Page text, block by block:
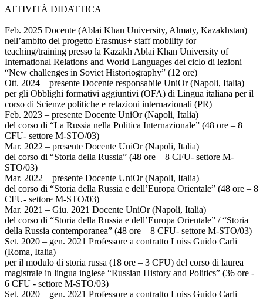
ATTIVITÀ DIDATTICA
Feb. 2025 Docente (Ablai Khan University, Almaty, Kazakhstan)
nell’ambito del progetto Erasmus+ staff mobility for
teaching/training presso la Kazakh Ablai Khan University of
International Relations and World Languages del ciclo di lezioni
“New challenges in Soviet Historiography” (12 ore)
Ott. 2024 – presente Docente responsabile UniOr (Napoli, Italia)
per gli Obblighi formativi aggiuntivi (OFA) di Lingua italiana per il
corso di Scienze politiche e relazioni internazionali (PR)
Feb. 2023 – presente Docente UniOr (Napoli, Italia)
del corso di “La Russia nella Politica Internazionale” (48 ore – 8
CFU- settore M-STO/03)
Mar. 2022 – presente Docente UniOr (Napoli, Italia)
del corso di “Storia della Russia” (48 ore – 8 CFU- settore M-
STO/03)
Mar. 2022 – presente Docente UniOr (Napoli, Italia)
del corso di “Storia della Russia e dell’Europa Orientale” (48 ore – 8
CFU- settore M-STO/03)
Mar. 2021 – Giu. 2021 Docente UniOr (Napoli, Italia)
del corso di “Storia della Russia e dell’Europa Orientale” / “Storia
della Russia contemporanea” (48 ore – 8 CFU- settore M-STO/03)
Set. 2020 – gen. 2021 Professore a contratto Luiss Guido Carli
(Roma, Italia)
per il modulo di storia russa (18 ore – 3 CFU) del corso di laurea
magistrale in lingua inglese “Russian History and Politics” (36 ore -
6 CFU - settore M-STO/03)
Set. 2020 – gen. 2021 Professore a contratto Luiss Guido Carli